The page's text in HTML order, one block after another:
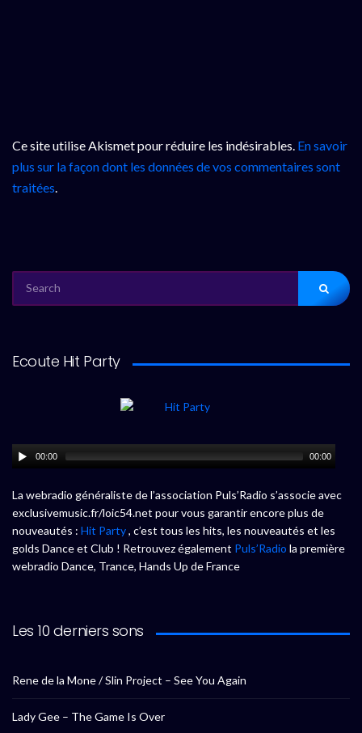
Ce site utilise Akismet pour réduire les indésirables. En savoir
plus sur la façon dont les données de vos commentaires sont
traitées.
FOR:
Ecoute Hit Party
00:00 00:00
La webradio généraliste de l’association Puls’Radio s’associe avec
exclusivemusic.fr/loic54.net pour vous garantir encore plus de
nouveautés : Hit Party, c’est tous les hits, les nouveautés et les
golds Dance et Club ! Retrouvez également Puls’Radio la première
webradio Dance, Trance, Hands Up de France
Les 10 derniers sons
Rene de la Mone / Slin Project – See You Again
Lady Gee – The Game Is Over